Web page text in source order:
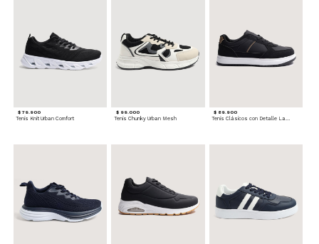
$ 79.900
Tenis Knit Urban Comfort
$ 99.000
Tenis Chunky Urban Mesh
$ 89.900
Tenis Clásicos con Detalle Lateral